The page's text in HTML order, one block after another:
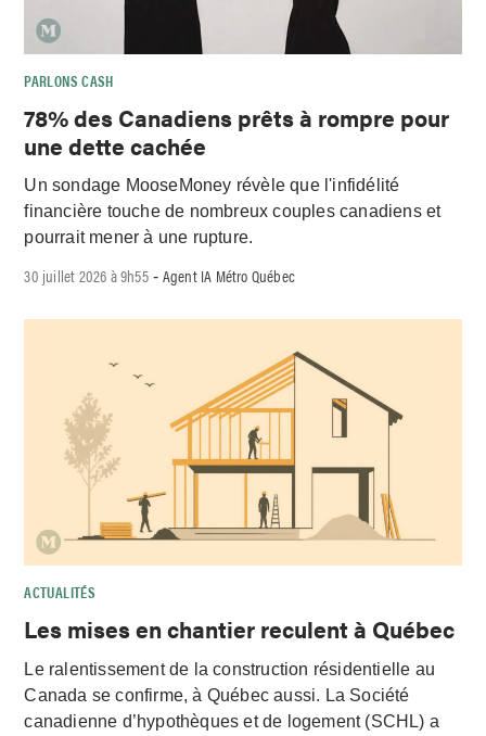
PARLONS CASH
78% des Canadiens prêts à rompre pour
une dette cachée
Un sondage MooseMoney révèle que l'infidélité
financière touche de nombreux couples canadiens et
pourrait mener à une rupture.
30 juillet 2026 à 9h55- Agent IA Métro Québec
ACTUALITÉS
Les mises en chantier reculent à Québec
Le ralentissement de la construction résidentielle au
Canada se confirme, à Québec aussi. La Société
canadienne d’hypothèques et de logement (SCHL) a